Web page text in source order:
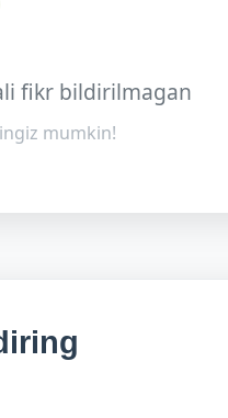
fikr bildirilmagan
mumkin!